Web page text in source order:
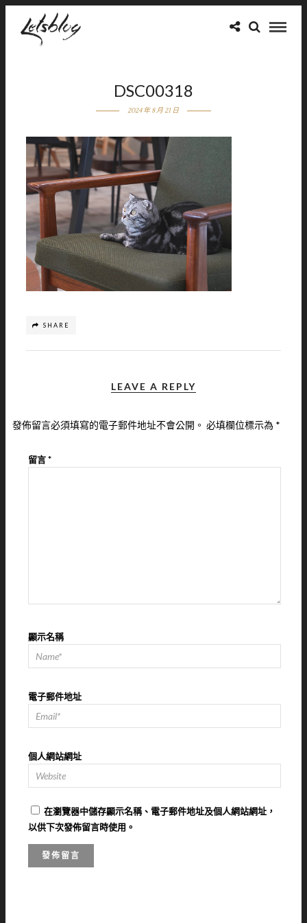
DSC00318
2024 年 8 月 21 日
SHARE
LEAVE A REPLY
發佈留言必須填寫的電子郵件地址不會公開。 必填欄位標示為 *
留言*
顯示名稱
電子郵件地址
個人網站網址
在瀏覽器中儲存顯示名稱、電子郵件地址及個人網站網址，
以供下次發佈留言時使用。